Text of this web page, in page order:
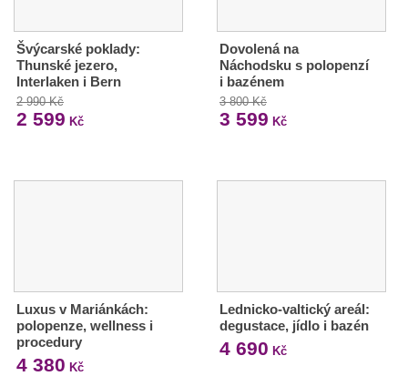
Švýcarské poklady:
Thunské jezero,
Interlaken i Bern
2 990 Kč
2 599 Kč
Dovolená na
Náchodsku s polopenzí
i bazénem
3 800 Kč
3 599 Kč
Luxus v Mariánkách:
polopenze, wellness i
procedury
4 380 Kč
Lednicko-valtický areál:
degustace, jídlo i bazén
4 690 Kč